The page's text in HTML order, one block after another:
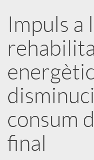
a
r
t
i
r
Impuls a
consum
final